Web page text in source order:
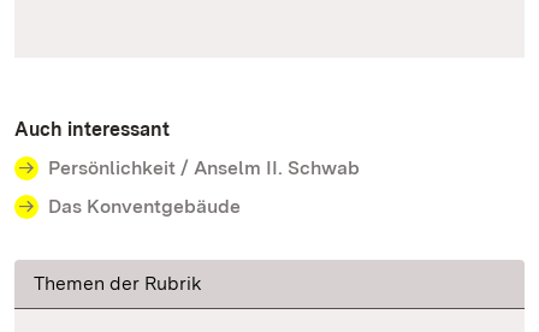
Auch interessant
Persönlichkeit / Anselm II. Schwab
Das Konventgebäude
Themen der Rubrik